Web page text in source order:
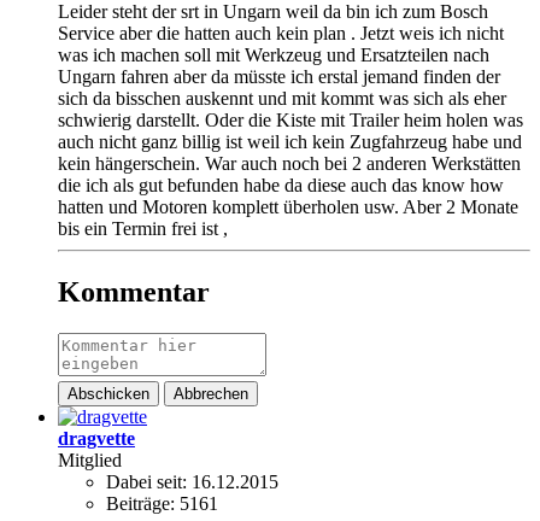
Leider steht der srt in Ungarn weil da bin ich zum Bosch
Service aber die hatten auch kein plan . Jetzt weis ich nicht
was ich machen soll mit Werkzeug und Ersatzteilen nach
Ungarn fahren aber da müsste ich erstal jemand finden der
sich da bisschen auskennt und mit kommt was sich als eher
schwierig darstellt. Oder die Kiste mit Trailer heim holen was
auch nicht ganz billig ist weil ich kein Zugfahrzeug habe und
kein hängerschein. War auch noch bei 2 anderen Werkstätten
die ich als gut befunden habe da diese auch das know how
hatten und Motoren komplett überholen usw. Aber 2 Monate
bis ein Termin frei ist ,
Kommentar
Abschicken Abbrechen
dragvette
Mitglied
Dabei seit: 16.12.2015
Beiträge: 5161